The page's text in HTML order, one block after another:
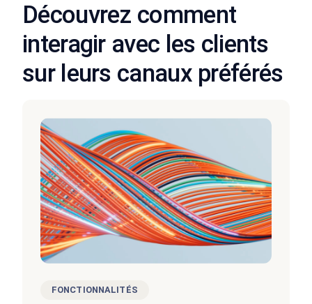
Découvrez comment
interagir avec les clients
sur leurs canaux préférés
FONCTIONNALITÉS